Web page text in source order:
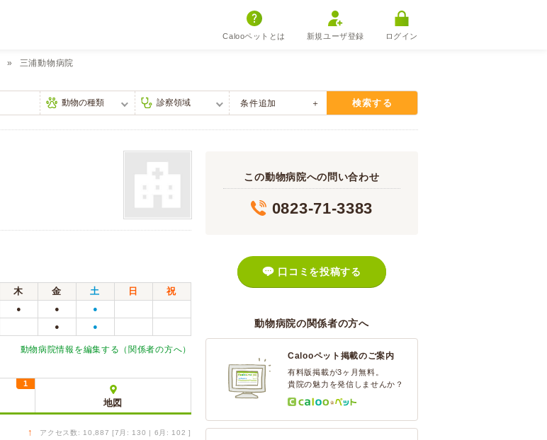
Calooペットとは 新規ユーザ登録 ログイン
三浦動物病院
条件追加 検索する
木 金 土 日
祝
● ● ●
● ●
動物病院情報を編集する（関係者の方へ）
1
地図
↑ アクセス数: 10,887 [7月: 130 | 6月: 102 ]
この動物病院への問い合わせ
0823-71-3383
口コミを投稿する
動物病院の関係者の方へ
Calooペット掲載のご案内
有料版掲載が3ヶ月無料。
貴院の魅力を発信しませんか？